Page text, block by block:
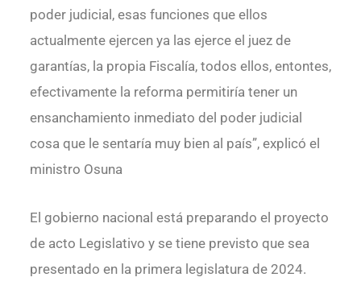
poder judicial, esas funciones que ellos
actualmente ejercen ya las ejerce el juez de
garantías, la propia Fiscalía, todos ellos, entontes,
efectivamente la reforma permitiría tener un
ensanchamiento inmediato del poder judicial
cosa que le sentaría muy bien al país”, explicó el
ministro Osuna
El gobierno nacional está preparando el proyecto
de acto Legislativo y se tiene previsto que sea
presentado en la primera legislatura de 2024.